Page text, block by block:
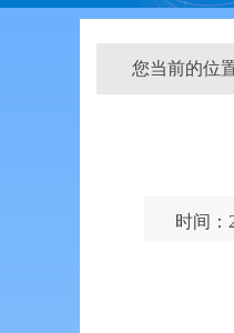
您当前的位
时间：